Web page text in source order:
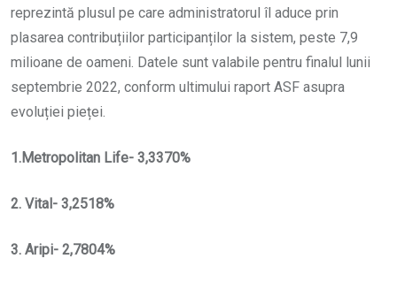
reprezintă plusul pe care administratorul îl aduce prin
plasarea contribuțiilor participanților la sistem, peste 7,9
milioane de oameni. Datele sunt valabile pentru finalul lunii
septembrie 2022, conform ultimului raport ASF asupra
evoluției pieței.
1.Metropolitan Life- 3,3370%
2. Vital- 3,2518%
3. Aripi- 2,7804%